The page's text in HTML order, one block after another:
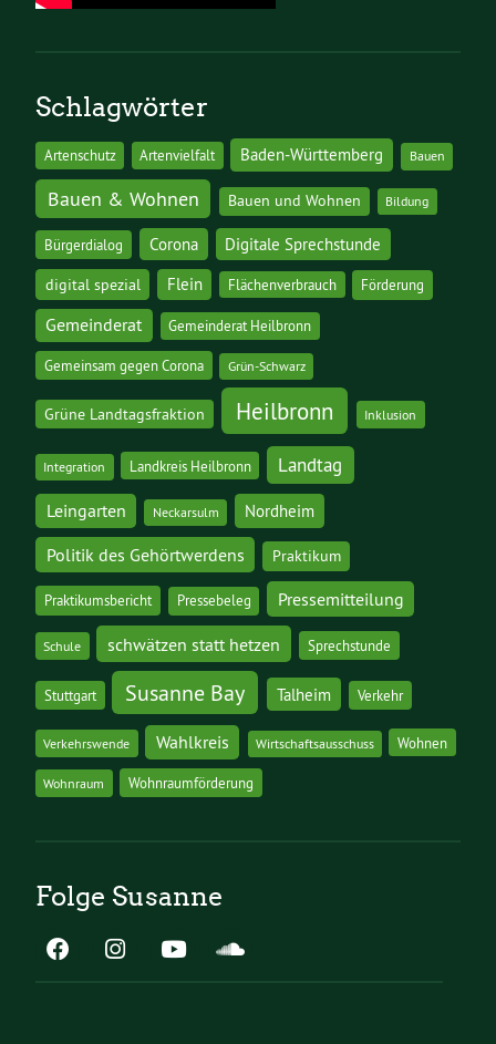
Schlagwörter
Artenschutz Artenvielfalt Baden-Württemberg Bauen
Bauen & Wohnen Bauen und Wohnen Bildung
Bürgerdialog Corona Digitale Sprechstunde
digital spezial Flein Flächenverbrauch Förderung
Gemeinderat Gemeinderat Heilbronn
Gemeinsam gegen Corona Grün-Schwarz
Grüne Landtagsfraktion Heilbronn Inklusion
Integration Landkreis Heilbronn Landtag
Leingarten Neckarsulm Nordheim
Politik des Gehörtwerdens Praktikum
Praktikumsbericht Pressebeleg Pressemitteilung
Schule schwätzen statt hetzen Sprechstunde
Stuttgart Susanne Bay Talheim Verkehr
Verkehrswende Wahlkreis Wirtschaftsausschuss Wohnen
Wohnraum Wohnraumförderung
Folge Susanne